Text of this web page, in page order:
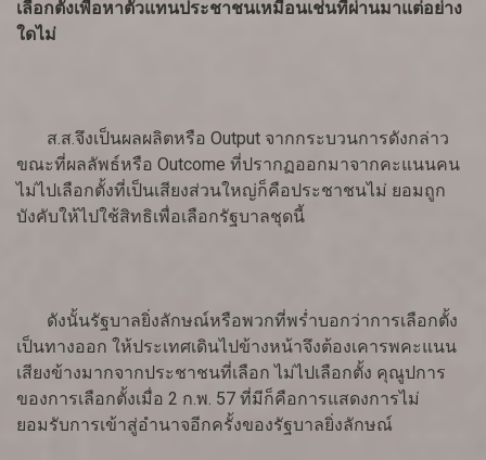
เลือกตั้งเพื่อหาตัวแทนประชาชนเหมือนเช่นที่ผ่านมาแต่อย่าง
ใดไม่
ส.ส.จึงเป็นผลผลิตหรือ Output จากกระบวนการดังกล่าว
ขณะที่ผลลัพธ์หรือ Outcome ที่ปรากฏออกมาจากคะแนนคน
ไม่ไปเลือกตั้งที่เป็นเสียงส่วนใหญ่ก็คือประชาชนไม่ ยอมถูก
บังคับให้ไปใช้สิทธิเพื่อเลือกรัฐบาลชุดนี้
ดังนั้นรัฐบาลยิ่งลักษณ์หรือพวกที่พร่ำบอกว่าการเลือกตั้ง
เป็นทางออก ให้ประเทศเดินไปข้างหน้าจึงต้องเคารพคะแนน
เสียงข้างมากจากประชาชนที่เลือก ไม่ไปเลือกตั้ง คุณูปการ
ของการเลือกตั้งเมื่อ 2 ก.พ. 57 ที่มีก็คือการแสดงการไม่
ยอมรับการเข้าสู่อำนาจอีกครั้งของรัฐบาลยิ่งลักษณ์